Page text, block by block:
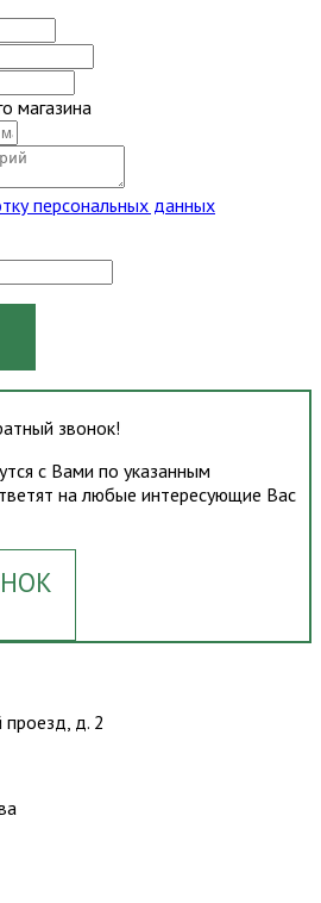
магазина
персональных данных
звонок!
с Вами по указанным
на любые интересующие Вас
проезд, д. 2